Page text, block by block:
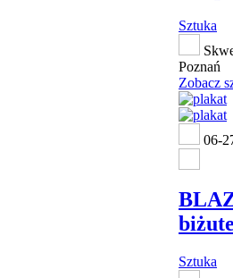
Sztuka
Poznań
Zobacz
06-
Sztuka